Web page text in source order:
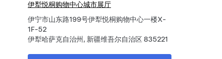
伊犁悦桐购物中心城市展厅
伊宁市山东路199号伊犁悦桐购物中心一楼X-
1F-52
伊犁哈萨克自治州, 新疆维吾尔自治区 835221